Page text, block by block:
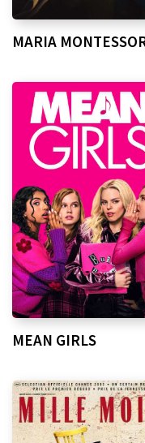
MARIA
MEAN GIRLS